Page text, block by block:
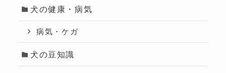
犬の健康・病気
病気・ケガ
犬の豆知識